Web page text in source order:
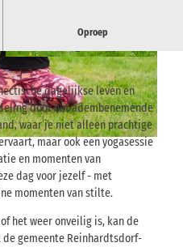
© Laloriel Photography Sarah Eidam |
CC-BY-SA
Oproep
& inspiratie - wandeling vanuit
dagelijkse leven en
door het adembenemende
waar je niet alleen prachtige
maar ook een yogasessie
en momenten van
dag voor jezelf - met
momenten van stilte.
het weer onveilig is, kan de
gemeente Reinhardtsdorf-